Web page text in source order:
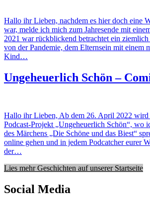
Hallo ihr Lieben, nachdem es hier doch eine
war, melde ich mich zum Jahresende mit
2021 war rückblickend betrachtet ein ziemlich
von der Pandemie, dem Elternsein mit einem
Kind…
Ungeheuerlich Schön –
Hallo ihr Lieben, Ab dem 26. April 2022 wird
Podcast-Projekt „Ungeheuerlich Schön“, wo
des Märchens „Die Schöne und das Biest“
online gehen und in jedem Podcatcher eurer
der…
Lies mehr Geschichten auf unserer Startseite
Social Media